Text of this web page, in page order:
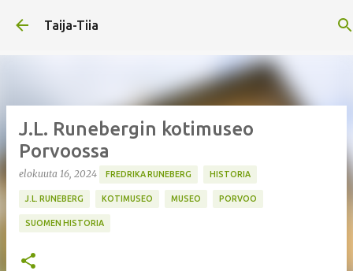
Taija-Tiia
J.L. Runebergin kotimuseo
Porvoossa
elokuuta 16, 2024 FREDRIKA RUNEBERG HISTORIA
J.L. RUNEBERG KOTIMUSEO MUSEO PORVOO
SUOMEN HISTORIA